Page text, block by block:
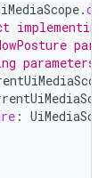
.
parameters
: